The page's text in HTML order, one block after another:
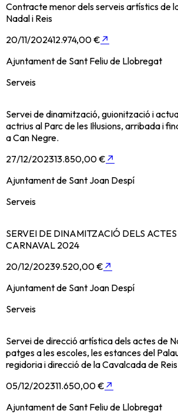
Contracte menor dels serveis artístics de
Nadal i Reis
20/11/202412.974,00 € ↗
Ajuntament de Sant Feliu de Llobregat
Serveis
Servei de dinamització, guionització i
actrius al Parc de les Il·lusions, arribada i
a Can Negre.
27/12/202313.850,00 € ↗
Ajuntament de Sant Joan Despí
Serveis
SERVEI DE DINAMITZACIÓ DELS
CARNAVAL 2024
20/12/20239.520,00 € ↗
Ajuntament de Sant Joan Despí
Serveis
Servei de direcció artística dels actes de
patges a les escoles, les estances del
regidoria i direcció de la Cavalcada de
05/12/202311.650,00 € ↗
Ajuntament de Sant Feliu de Llobregat